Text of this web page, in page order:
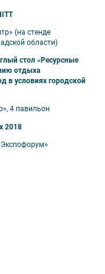
(на стенде
области)
стол «Ресурсные
отдыха
в условиях городской
4 павильон
2018